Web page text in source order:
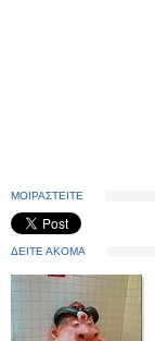
ΜΟΙΡΑΣΤΕΙΤΕ
ΔΕΙΤΕ ΑΚΟΜΑ